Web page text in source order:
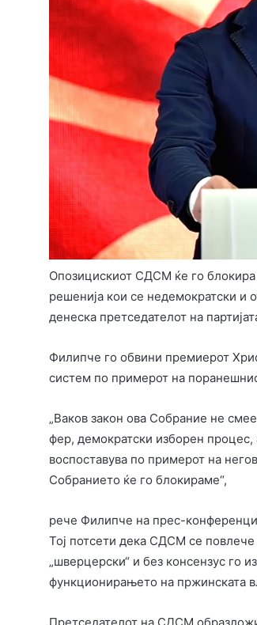
Опозицискиот СДСМ ќе го
решенија кои се недемократски и
денеска претседателот на
Филипче го обвини премиерот
систем по примерот на
„Ваков закон ова Собрание не
фер, демократски изборен процес,
воспоставува по примерот на
Собранието ќе го блокираме“,
рече Филипче на прес-
Тој потсети дека СДСМ се повлече
„шверцерски“ и без консензус го
функционирањето на пржинската